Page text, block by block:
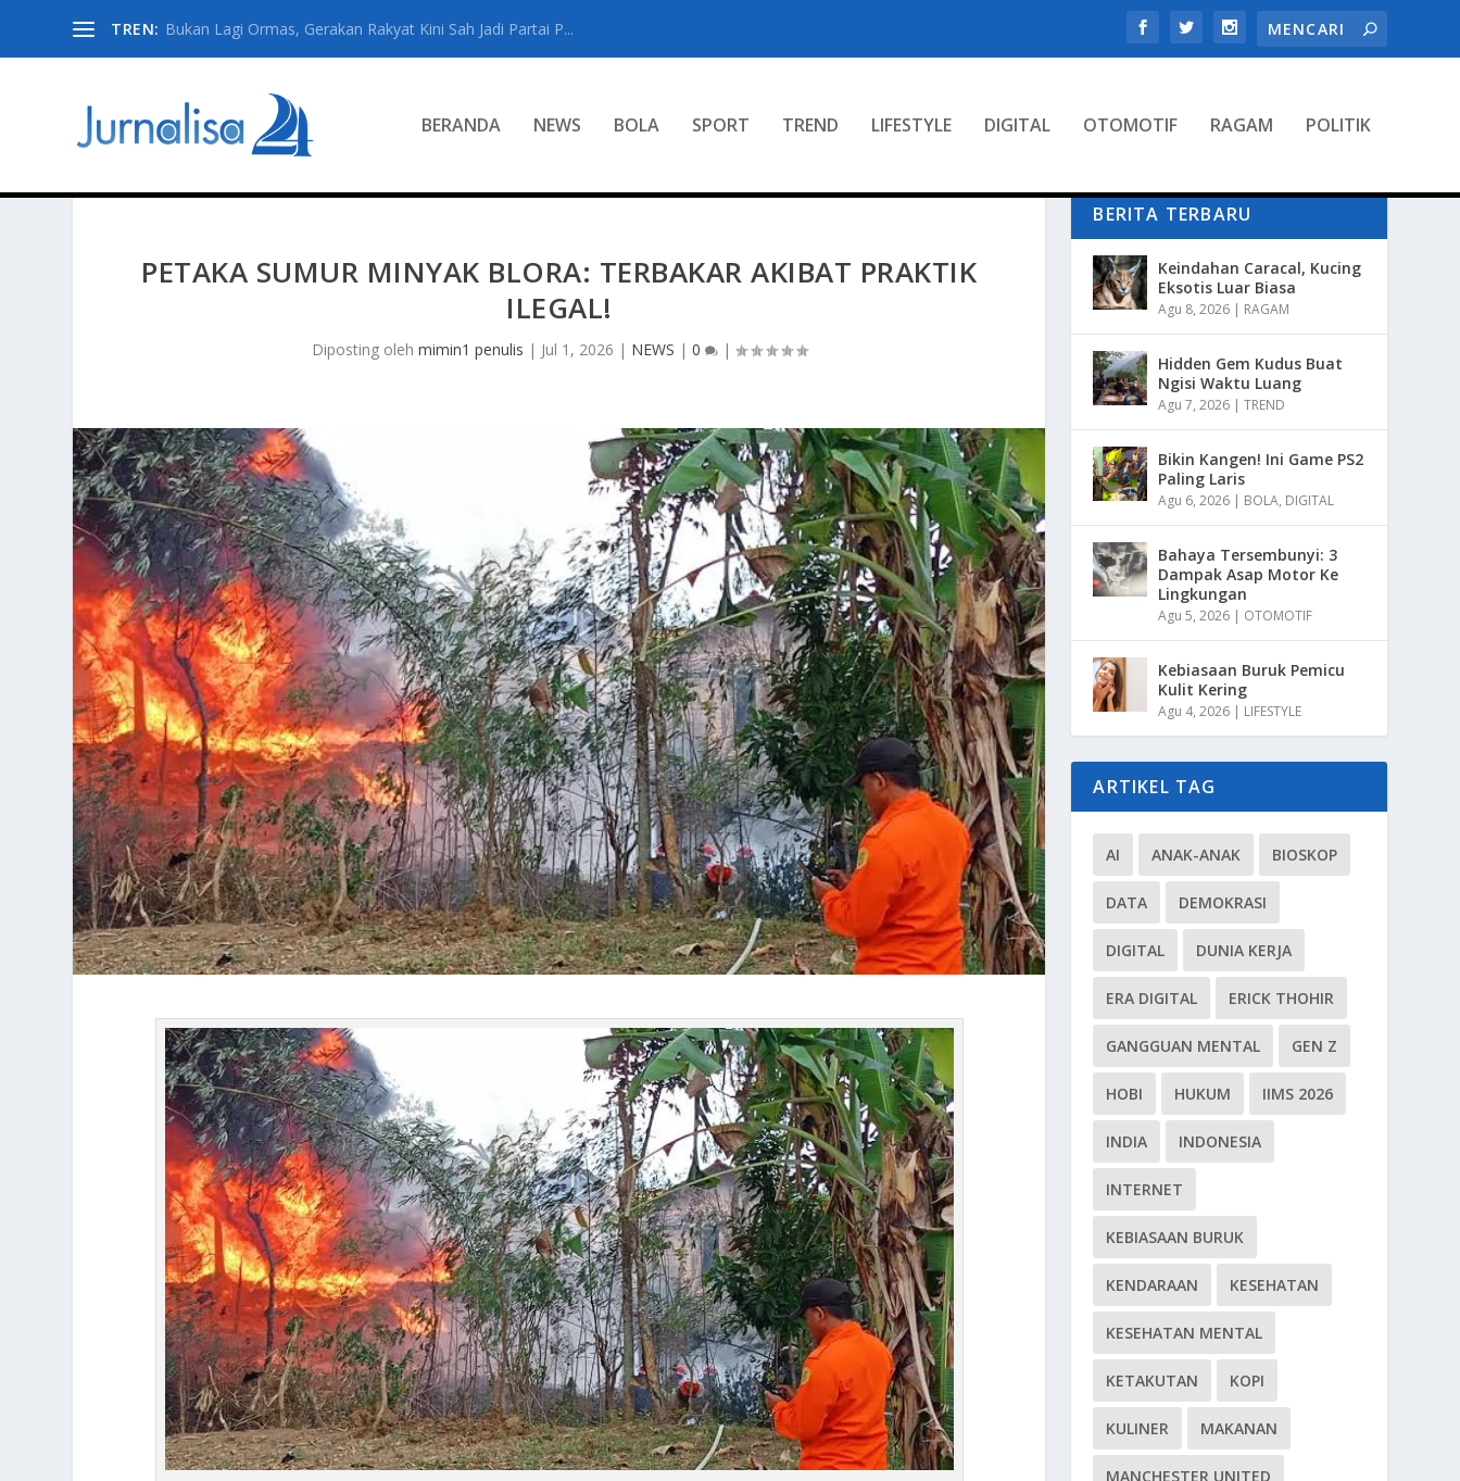
TREN: Bukan Lagi Ormas, Gerakan Rakyat Kini Sah Jadi Partai P...
BERANDA NEWS BOLA SPORT TREND LIFESTYLE DIGITAL OTOMOTIF RAGAM POLITIK
PETAKA SUMUR MINYAK BLORA: TERBAKAR AKIBAT PRAKTIK
ILEGAL!
Diposting oleh mimin1 penulis | Jul 1, 2026 | NEWS | 0 |
BERITA TERBARU
Keindahan Caracal, Kucing
Eksotis Luar Biasa
Agu 8, 2026 | RAGAM
Hidden Gem Kudus Buat
Ngisi Waktu Luang
Agu 7, 2026 |TREND
Bikin Kangen! Ini Game PS2
Paling Laris
Agu 6, 2026 | BOLA, DIGITAL
Bahaya Tersembunyi: 3
Dampak Asap Motor Ke
Lingkungan
Agu 5, 2026 | OTOMOTIF
Kebiasaan Buruk Pemicu
Kulit Kering
Agu 4, 2026 | LIFESTYLE
ARTIKEL TAG
AI ANAK-ANAK BIOSKOP
DATA DEMOKRASI
DIGITAL DUNIA KERJA
ERA DIGITAL ERICK THOHIR
GANGGUAN MENTAL GEN Z
HOBI HUKUM IIMS 2026
INDIA INDONESIA
INTERNET
KEBIASAAN BURUK
KENDARAAN KESEHATAN
KESEHATAN MENTAL
KETAKUTAN KOPI
KULINER MAKANAN
MANCHESTER UNITED